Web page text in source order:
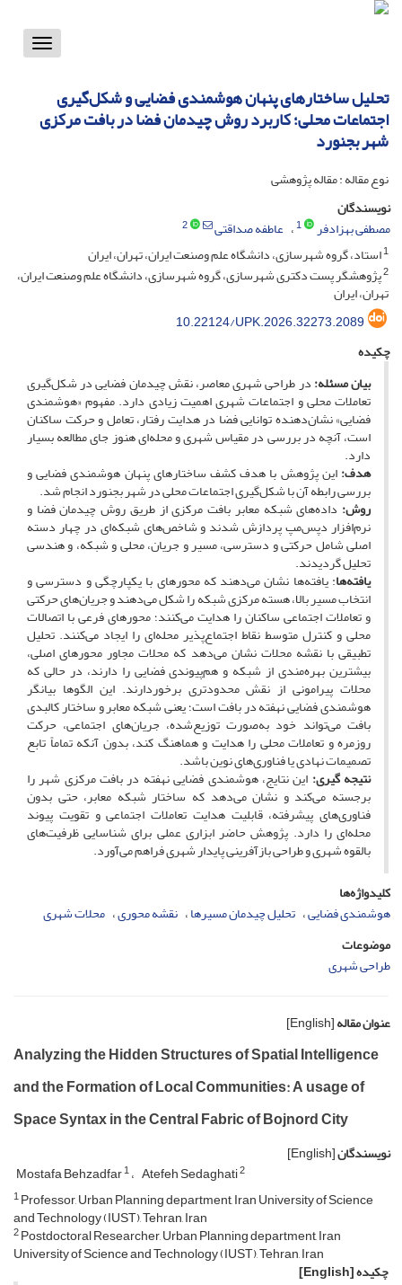
Toggle
تحلیل ساختارهای پنهان هوشمندی فضایی و شکل‌گیری
اجتماعات محلی؛ کاربرد روش چیدمان فضا در بافت مرکزی
شهر بجنورد
نوع مقاله : مقاله پژوهشی
نویسندگان
مصطفی بهزادفر
1 عاطفه صداقتی
2
1استاد، گروه شهرسازی، دانشگاه علم وصنعت ایران، تهران، ایران
2پژوهشگر پست دکتری شهرسازی، گروه شهرسازی، دانشگاه علم وصنعت ایران،
تهران، ایران
10.22124/UPK.2026.32273.2089
چکیده
بیان مسئله:در طراحی شهری معاصر، نقش چیدمان فضایی در شکل‌گیری
تعاملات محلی و اجتماعات شهری اهمیت زیادی دارد. مفهوم «هوشمندی
فضایی» نشان‌دهنده توانایی فضا در هدایت رفتار، تعامل و حرکت ساکنان
است، آنچه در بررسی در مقیاس شهری و محله‌ای هنوز جای مطالعه بسیار
دارد.
هدف:این پژوهش با هدف کشف ساختارهای پنهان هوشمندی فضایی و
بررسی رابطه آن با شکل‌گیری اجتماعات محلی در شهر بجنورد انجام شد.
روش: داده‌های شبکه معابر بافت مرکزی از طریق روش چیدمان فضا و
نرم‌افزار دپس‌مپ پردازش شدند و شاخص‌های شبکه‌ای در چهار دسته
اصلی شامل حرکتی و دسترسی، مسیر و جریان، محلی و شبکه، و هندسی
تحلیل گردیدند.
یافته‌ها: یافته‌ها نشان می‌دهند که محورهای با یکپارچگی و دسترسی و
انتخاب مسیر بالا، هسته مرکزی شبکه را شکل می‌دهند و جریان‌های حرکتی
و تعاملات اجتماعی ساکنان را هدایت می‌کنند؛ محورهای فرعی با اتصالات
محلی و کنترل متوسط نقاط اجتماع‌پذیر محله‌ای را ایجاد می‌کنند. تحلیل
تطبیقی با نقشه محلات نشان می‌دهد که محلات مجاور محورهای اصلی،
بیشترین بهره‌مندی از شبکه و هم‌پیوندی فضایی را دارند، در حالی که
محلات پیرامونی از نقش محدودتری برخوردارند. این الگوها بیانگر
هوشمندی فضایی نهفته در بافت است؛ یعنی شبکه معابر و ساختار کالبدی
بافت می‌تواند خود به‌صورت توزیع‌شده، جریان‌های اجتماعی، حرکت
روزمره و تعاملات محلی را هدایت و هماهنگ کند، بدون آنکه تماماً تابع
تصمیمات نهادی یا فناوری‌های نوین باشد.
نتیجه ­گیری: این نتایج، هوشمندی فضایی نهفته در بافت مرکزی شهر را
برجسته می‌کند و نشان می‌دهد که ساختار شبکه معابر، حتی بدون
فناوری‌های پیشرفته، قابلیت هدایت تعاملات اجتماعی و تقویت پیوند
محله‌ای را دارد. پژوهش حاضر ابزاری عملی برای شناسایی ظرفیت‌های
بالقوه شهری و طراحی بازآفرینی پایدار شهری فراهم می‌آورد.
کلیدواژه‌ها
هوشمندی فضایی تحلیل چیدمان مسیرها نقشه محوری محلات شهری
موضوعات
طراحی شهری
عنوان مقاله[English]
Analyzing the Hidden Structures of Spatial Intelligence
and the Formation of Local Communities: A usage of
Space Syntax in the Central Fabric of Bojnord City
نویسندگان[English]
Mostafa Behzadfar1 Atefeh Sedaghati2
1Professor, Urban Planning department, Iran University of Science
and Technology (IUST), Tehran, Iran
2Postdoctoral Researcher, Urban Planning department, Iran
University of Science and Technology (IUST), Tehran, Iran
چکیده[English]